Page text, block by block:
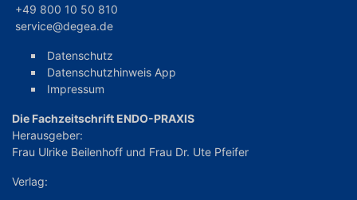
+49 800 10 50 810
service@degea.de
Datenschutz
Datenschutzhinweis App
Impressum
Die Fachzeitschrift ENDO-PRAXIS
Herausgeber:
Frau Ulrike Beilenhoff und Frau Dr. Ute Pfeifer
Verlag: